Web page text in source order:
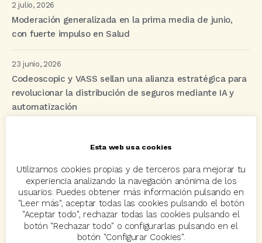
2 julio, 2026
Moderación generalizada en la prima media de junio,
con fuerte impulso en Salud
23 junio, 2026
Codeoscopic y VASS sellan una alianza estratégica para
revolucionar la distribución de seguros mediante IA y
automatización
acuerdo Acuerdos Allianz autos
Avant2 Avant2 Sales Manager ayudas Bcover
Carlos Rovira Codeoscopic Codeoscopic Academy
Esta web usa cookies
Utilizamos cookies propias y de terceros para mejorar tu
experiencia analizando la navegación anónima de los
usuarios. Puedes obtener más información pulsando en
"Leer más", aceptar todas las cookies pulsando el botón
"Aceptar todo", rechazar todas las cookies pulsando el
botón "Rechazar todo" o configurarlas pulsando en el
botón "Configurar Cookies".